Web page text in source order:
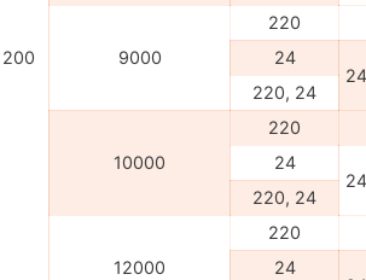
200
9000
220
24
220, 24
10000
220
24
220, 24
12000
220
24